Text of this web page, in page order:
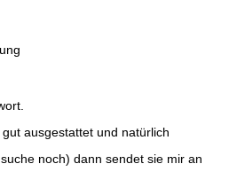
ausgestattet und natürlich
noch) dann sendet sie mir an